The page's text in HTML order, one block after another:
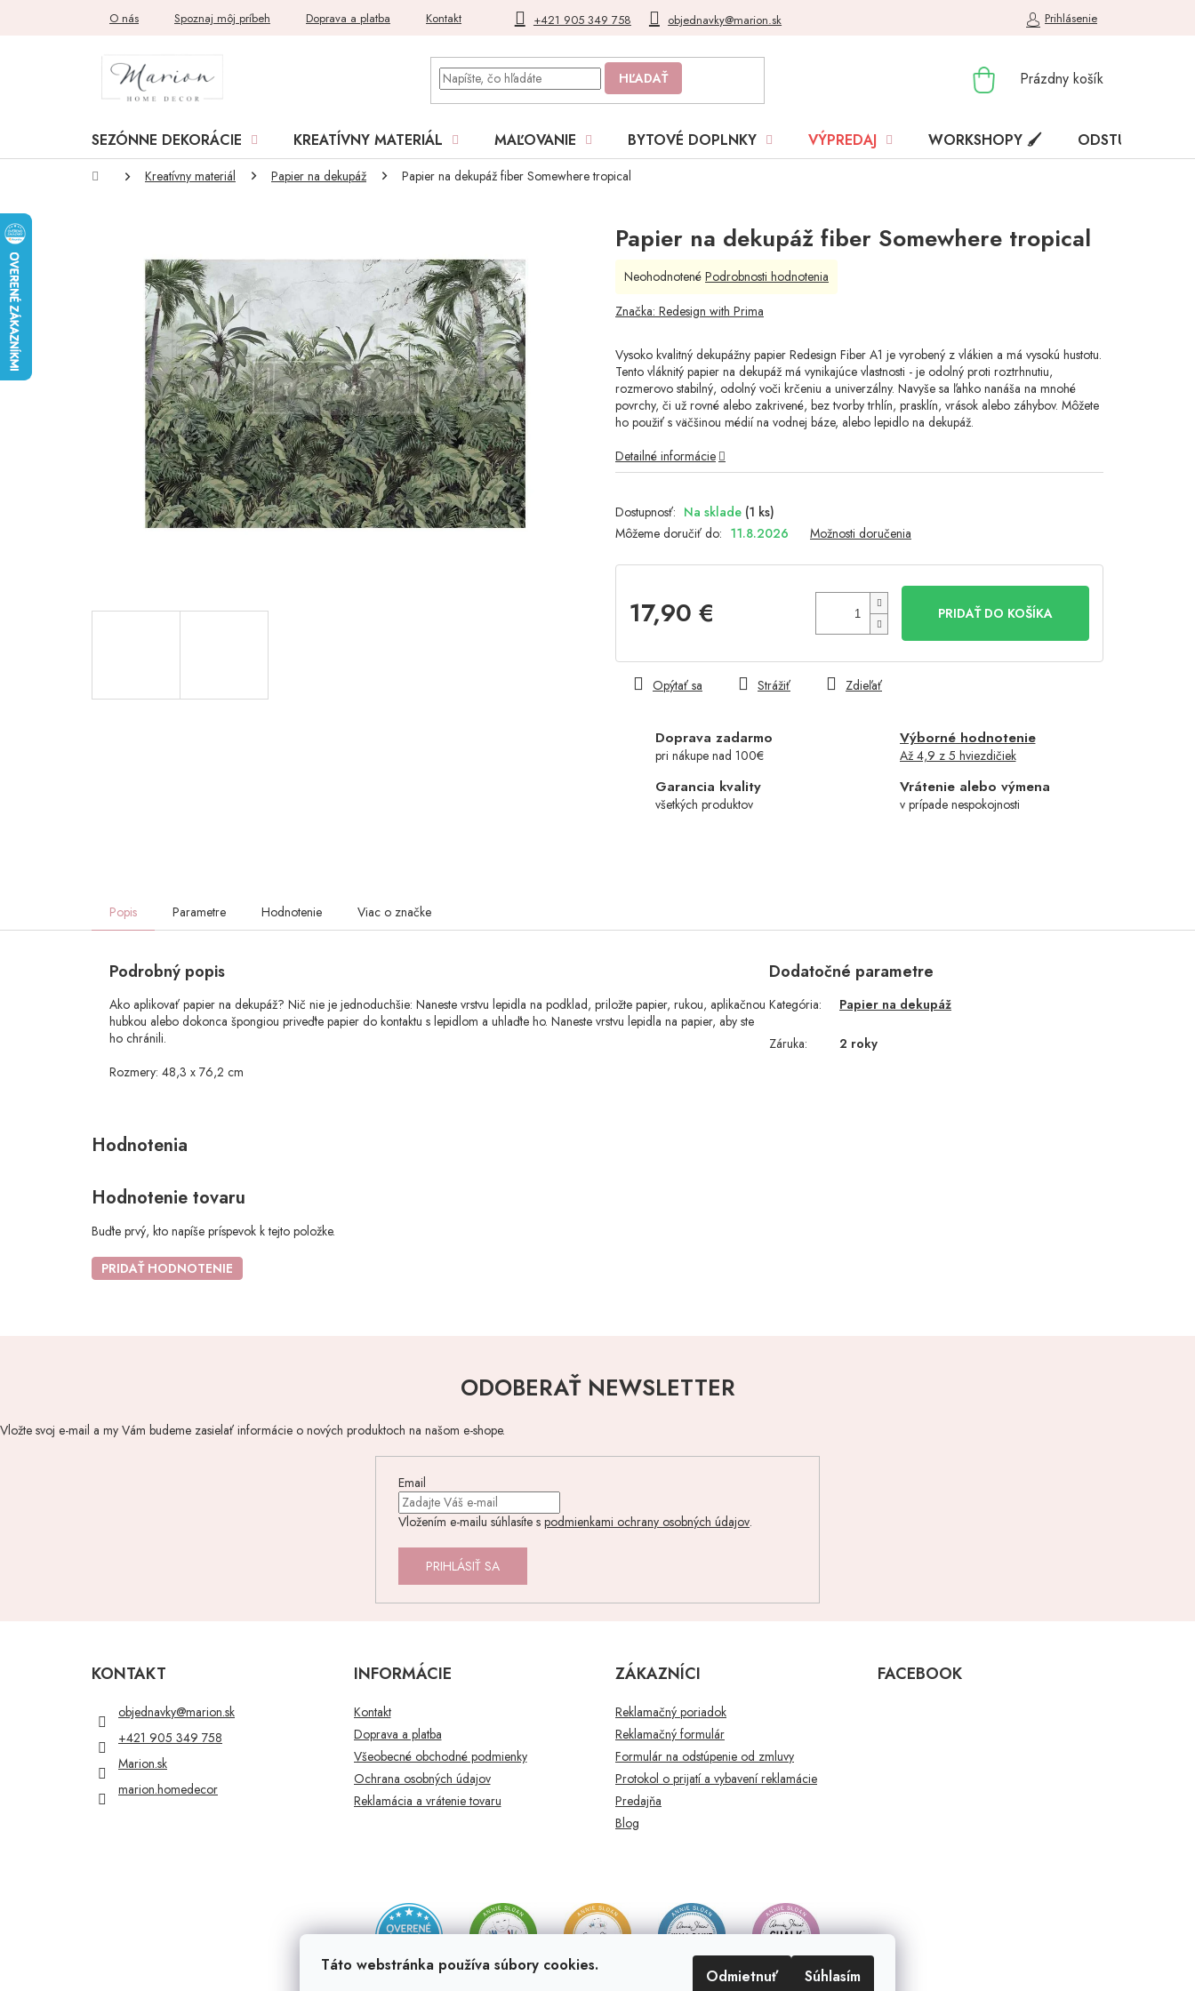
Táto webstránka používa súbory cookies.
Odmietnuť Súhlasím
+421 905 349 758 objednavky@marion.sk
O nás Spoznaj môj príbeh Doprava a platba Kontakt Blog Moja objednávka Prihlásenie
HĽADAŤ
NÁKUPNÝ
Prázdny košík
SEZÓNNE DEKORÁCIE KREATÍVNY MATERIÁL MAĽOVANIE BYTOVÉ DOPLNKY VÝPREDAJ WORKSHOPY 🖌️ ODSTÚPENIE
DomovKreatívny materiál Papier na dekupáž Papier na dekupáž fiber Somewhere tropical
Papier na dekupáž fiber Somewhere tropical
Na sklade (1 ks)
Môžeme doručiť do: 11.8.2026 Možnosti doručenia
17,90 €
cena:
PRIDAŤ DO KOŠÍKA
Doprava zadarmo
pri nákupe nad 100€
Výborné hodnotenie
Až 4,9 z 5 hviezdičiek
Garancia kvality
všetkých produktov
Vrátenie alebo výmena
v prípade nespokojnosti
Vysoko kvalitný dekupážny papier Redesign Fiber A1 je vyrobený z vlákien a má vysokú hustotu.
Tento vláknitý papier na dekupáž má vynikajúce vlastnosti - je odolný proti roztrhnutiu,
rozmerovo stabilný, odolný voči krčeniu a univerzálny. Navyše sa ľahko nanáša na mnohé
povrchy, či už rovné alebo zakrivené, bez tvorby trhlín, prasklín, vrások alebo záhybov. Môžete
ho použiť s väčšinou médií na vodnej báze, alebo lepidlo na dekupáž.
Detailné informácie
Opýtať sa Strážiť Zdieľať
Priemerné
produktu
z
5
hviezdičiek.
Neohodnotené Podrobnosti hodnotenia
Značka: Redesign with Prima
Popis Parametre Hodnotenie Viac o značke
Podrobný popis
Ako aplikovať papier na dekupáž? Nič nie je jednoduchšie: Naneste vrstvu lepidla na podklad, priložte papier, rukou, aplikačnou
hubkou alebo dokonca špongiou priveďte papier do kontaktu s lepidlom a uhlaďte ho. Naneste vrstvu lepidla na papier, aby ste
ho chránili.
Rozmery: 48,3 x 76,2 cm
Dodatočné parametre
Kategória: Papier na dekupáž
Záruka: 2 roky
Hodnotenie tovaru
Buďte prvý, kto napíše príspevok k tejto položke.
PRIDAŤ HODNOTENIE
ODOBERAŤ NEWSLETTER
Vložte svoj e-mail a my Vám budeme zasielať informácie o nových produktoch na našom e-shope.
Email
Vložením e-mailu súhlasíte s podmienkami ochrany osobných údajov.
PRIHLÁSIŤ SA
KONTAKT
objednavky@marion.sk
+421 905 349 758
Marion.sk
marion.homedecor
INFORMÁCIE
Kontakt
Doprava a platba
Všeobecné obchodné podmienky
Ochrana osobných údajov
Reklamácia a vrátenie tovaru
ZÁKAZNÍCI
Reklamačný poriadok
Reklamačný formulár
Formulár na odstúpenie od zmluvy
Protokol o prijatí a vybavení reklamácie
Predajňa
Blog
FACEBOOK